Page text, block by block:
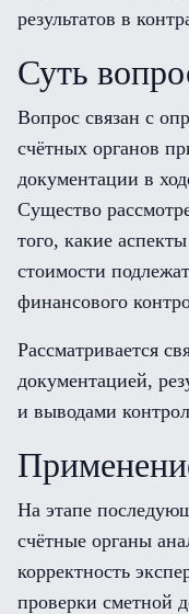
результатов в
Суть
Вопрос связан с
счётных органов
документации в
Существо
того, какие
стоимости
финансового
Рассматривается
документацией,
и выводами
На этапе
счётные органы
корректность
проверки сметной